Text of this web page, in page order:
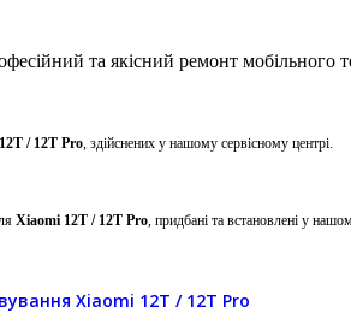
та якісний ремонт мобільного
/ 12T Pro , здійснених у нашому сервісному центрі.
Xiaomi 12T / 12T Pro , придбані та встановлені у
Xiaomi 12T / 12T Pro